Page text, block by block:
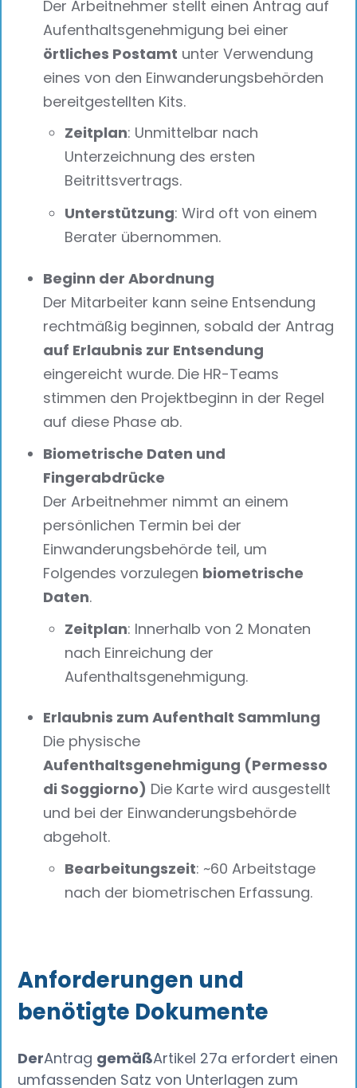
Der Arbeitnehmer stellt einen Antrag auf
Aufenthaltsgenehmigung bei einer
örtliches Postamt unter Verwendung
eines von den Einwanderungsbehörden
bereitgestellten Kits.
Zeitplan: Unmittelbar nach
Unterzeichnung des ersten
Beitrittsvertrags.
Unterstützung: Wird oft von einem
Berater übernommen.
Beginn der Abordnung
Der Mitarbeiter kann seine Entsendung
rechtmäßig beginnen, sobald der Antrag
auf Erlaubnis zur Entsendung
eingereicht wurde. Die HR-Teams
stimmen den Projektbeginn in der Regel
auf diese Phase ab.
Biometrische Daten und
Fingerabdrücke
Der Arbeitnehmer nimmt an einem
persönlichen Termin bei der
Einwanderungsbehörde teil, um
Folgendes vorzulegen biometrische
Daten.
Zeitplan: Innerhalb von 2 Monaten
nach Einreichung der
Aufenthaltsgenehmigung.
Erlaubnis zum Aufenthalt Sammlung
Die physische
Aufenthaltsgenehmigung (Permesso
di Soggiorno) Die Karte wird ausgestellt
und bei der Einwanderungsbehörde
abgeholt.
Bearbeitungszeit: ~60 Arbeitstage
nach der biometrischen Erfassung.
Anforderungen und
benötigte Dokumente
DerAntrag gemäßArtikel 27a erfordert einen
umfassenden Satz von Unterlagen zum